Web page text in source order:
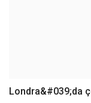
Londra&#039;da